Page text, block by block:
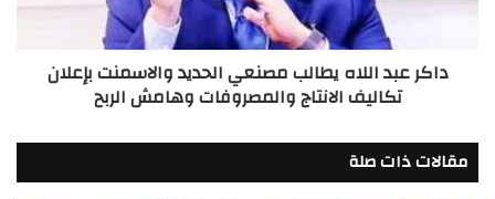
الانتاج
الربح
داكر عبد اللاه يطالب مصنعي الحديد والاسمنت بإعلان
تكاليف الانتاج والمصروفات وهامش الربح
مقالات ذات صلة